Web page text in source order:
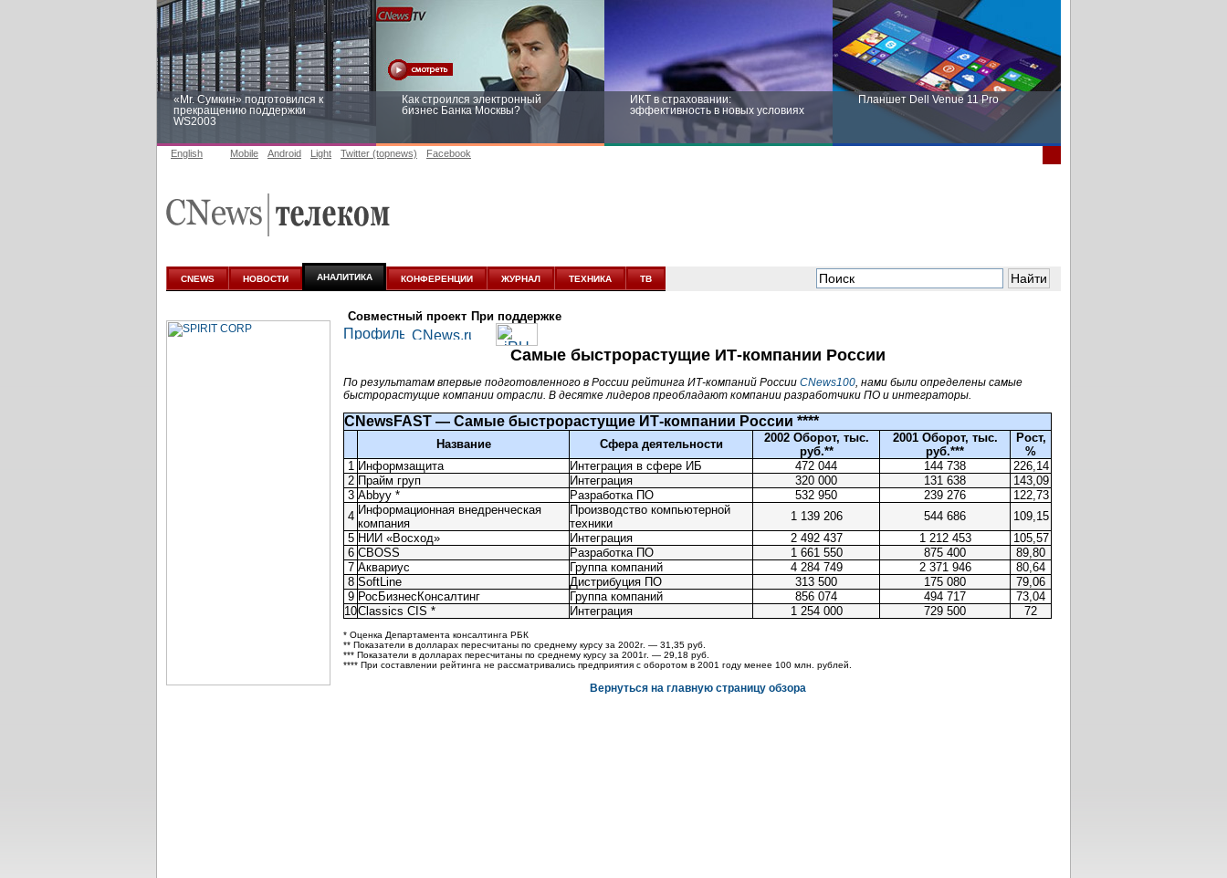
«Mr. Сумкин» подготовился к
прекращению поддержки
WS2003
Как строился электронный
бизнес Банка Москвы?
ИКТ в страховании:
эффективность в новых условиях
Планшет Dell Venue 11 Pro
аналитике
новых условиях
English Mobile Android Light Twitter (topnews) Facebook
CNEWS НОВОСТИ АНАЛИТИКА КОНФЕРЕНЦИИ ЖУРНАЛ ТЕХНИКА ТВ
Совместный проект При поддержке
Самые быстрорастущие ИТ-компании России
По результатам впервые подготовленного в России рейтинга ИТ-компаний России CNews100, нами были определены самые
быстрорастущие компании отрасли. В десятке лидеров преобладают компании разработчики ПО и интеграторы.
CNewsFAST — Самые быстрорастущие ИТ-компании России ****
Название Сфера деятельности
2002 Оборот, тыс.
руб.**
2001 Оборот, тыс.
руб.***
Рост,
%
1 Информзащита Интеграция в сфере ИБ 472 044 144 738
226,14
2 Прайм груп Интеграция 320 000 131 638
143,09
3 Abbyy * Разработка ПО 532 950 239 276
122,73
4 Информационная внедренческая
компания
Производство компьютерной
техники
1 139 206 544 686
109,15
5 НИИ «Восход» Интеграция 2 492 437 1 212 453
105,57
6 CBOSS Разработка ПО 1 661 550 875 400
89,80
7 Аквариус Группа компаний 4 284 749 2 371 946
80,64
8 SoftLine Дистрибуция ПО 313 500 175 080
79,06
9 РосБизнесКонсалтинг Группа компаний 856 074 494 717
73,04
10Classics CIS * Интеграция 1 254 000 729 500 72
* Оценка Департамента консалтинга РБК
** Показатели в долларах пересчитаны по среднему курсу за 2002г. — 31,35 руб.
*** Показатели в долларах пересчитаны по среднему курсу за 2001г. — 29,18 руб.
**** При составлении рейтинга не рассматривались предприятия с оборотом в 2001 году менее 100 млн. рублей.
Вернуться на главную страницу обзора